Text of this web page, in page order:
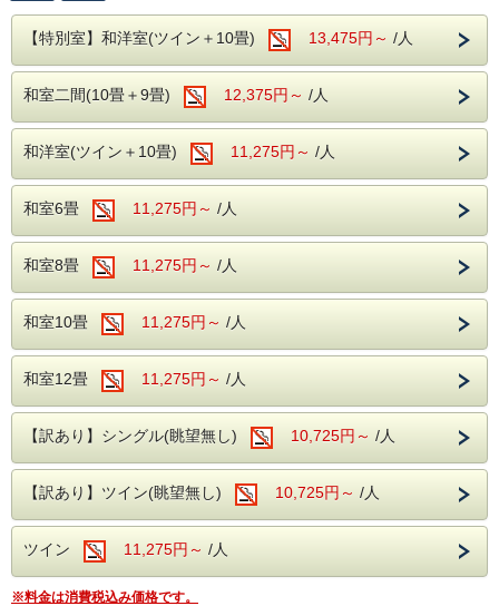
〇無料送迎バス
松本駅～ホテルまでの無料送迎バスもございま
す。
ホテル発・10：00／松本駅発・15：00、16：15
ご予約は前日までにお電話でお申し込み下さいま
せ。
〇松本市周辺の観光情報
松本市のシンボル、国宝・松本城まで車で15分
（お食事開始時間については、前日または当日
にフロントへご確認ください。）
〇浅間の温泉
開湯から約1000年の歴史のある浅間温泉には、
かつては正岡子規や与謝野晶子ら数多くの文人墨客
北アルプスと松本平を見渡しながらゆっくり肌に
みくださいませ。
原泉 浅間混合泉（山田源泉、2号・4号源泉、大
下源泉の混合泉）
泉質 アルカリ性単純温泉（アルカリ性低張性高
温泉）
効能 神経痛、筋肉痛、関節痛、疲労回復
〇館内無料施設のご紹介
地下1階ではカラオケルーム、1階には卓球コーナ
ーもございます。
チェックイン時にご予約下さい。
。
美味しいお料理とともに、ゆったりとしたひとときをお楽し
信州ブランド「蓼科牛」とは
蓼科牛は、長野県を代表するブランド牛の一つです。
JA佐久浅間が長年培った技術で肥育した牛で、主に黒毛和
牛とホルスタインの交雑種を使用しています。年間出荷頭数
その魅力は、きめ細やかな肉質とやわらかな口当たり、そし
て上品な甘み。飽きのこない美味しさから、多くのリピータ
ーに愛されています。
平成7年（1995年）の商標登録以降には、伊勢神宮へ奉納さ
大人お一人様につき、
蓼科牛サーロインステ
お子様にはご提供はございませんので、あら
かじめご了承ください。
ご夕食
【特別室】和洋室(ツイン＋10畳) 13,475円～ /人
和室二間(10畳＋9畳) 12,375円～ /人
和洋室(ツイン＋10畳) 11,275円～ /人
和室6畳 11,275円～ /人
和室8畳 11,275円～ /人
和室10畳 11,275円～ /人
和室12畳 11,275円～ /人
【訳あり】シングル(眺望無し) 10,725円～ /人
【訳あり】ツイン(眺望無し) 10,725円～ /人
ツイン 11,275円～ /人
※料金は消費税込み価格です。